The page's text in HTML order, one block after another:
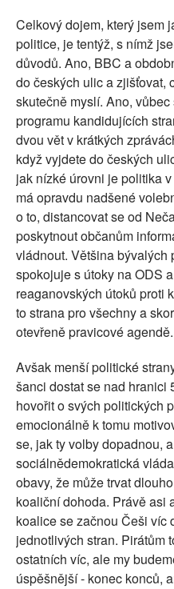
Celkový dojem, který jsem
politice, je tentýž, s nímž
důvodů. Ano, BBC a
do českých ulic a zjišťovat,
skutečně myslí. Ano,
programu kandidujících
dvou vět v krátkých
když vyjdete do českých
jak nízké úrovni je politika
má opravdu nadšené
o to, distancovat se od
poskytnout občanům
vládnout. Většina bývalých
spokojuje s útoky na ODS
reaganovských útoků proti
to strana pro všechny a
otevřeně pravicové agendě.
Avšak menší politické
šanci dostat se nad hranici
hovořit o svých politických
emocionálně k tomu
se, jak ty volby dopadnou,
sociálnědemokratická
obavy, že může trvat
koaliční dohoda. Právě asi
koalice se začnou Češi víc
jednotlivých stran. Pirátům
ostatních víc, ale my
úspěšnější - konec konců,